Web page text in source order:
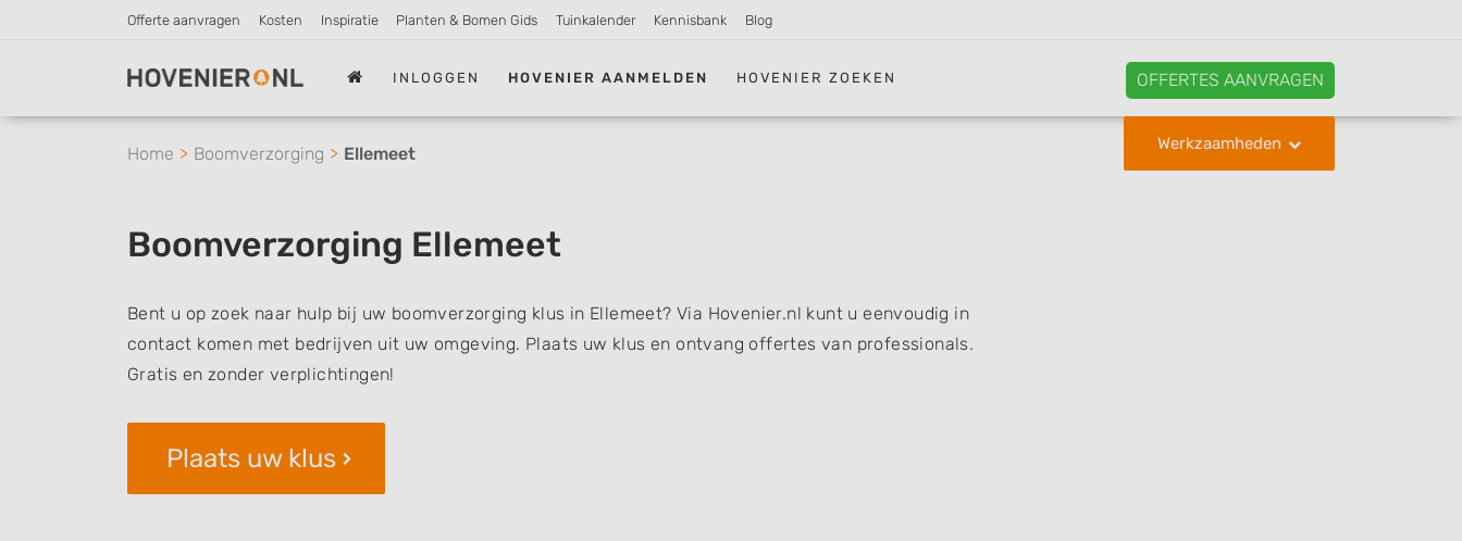
Offerte aanvragen Kosten Inspiratie Planten & Bomen Gids Tuinkalender Kennisbank Blog
INLOGGEN HOVENIER AANMELDEN HOVENIER ZOEKEN OFFERTES AANVRAGEN
Werkzaamheden
Home Boomverzorging Ellemeet
Boomverzorging Ellemeet
Bent u op zoek naar hulp bij uw boomverzorging klus in Ellemeet? Via Hovenier.nl kunt u eenvoudig in
contact komen met bedrijven uit uw omgeving. Plaats uw klus en ontvang offertes van professionals.
Gratis en zonder verplichtingen!
Plaats uw klus